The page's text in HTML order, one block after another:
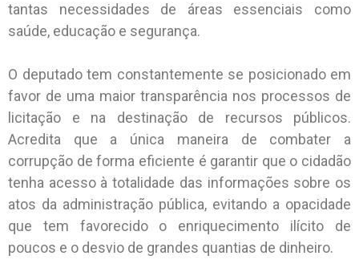
tantas necessidades de áreas essenciais como
saúde, educação e segurança.
O deputado tem constantemente se posicionado em
favor de uma maior transparência nos processos de
licitação e na destinação de recursos públicos.
Acredita que a única maneira de combater a
corrupção de forma eficiente é garantir que o cidadão
tenha acesso à totalidade das informações sobre os
atos da administração pública, evitando a opacidade
que tem favorecido o enriquecimento ilícito de
poucos e o desvio de grandes quantias de dinheiro.